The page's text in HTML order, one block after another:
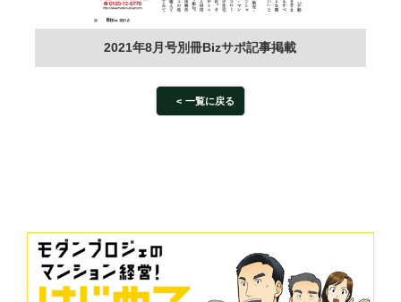
2021年8月号別冊Bizサポ記事掲載
一覧に戻る